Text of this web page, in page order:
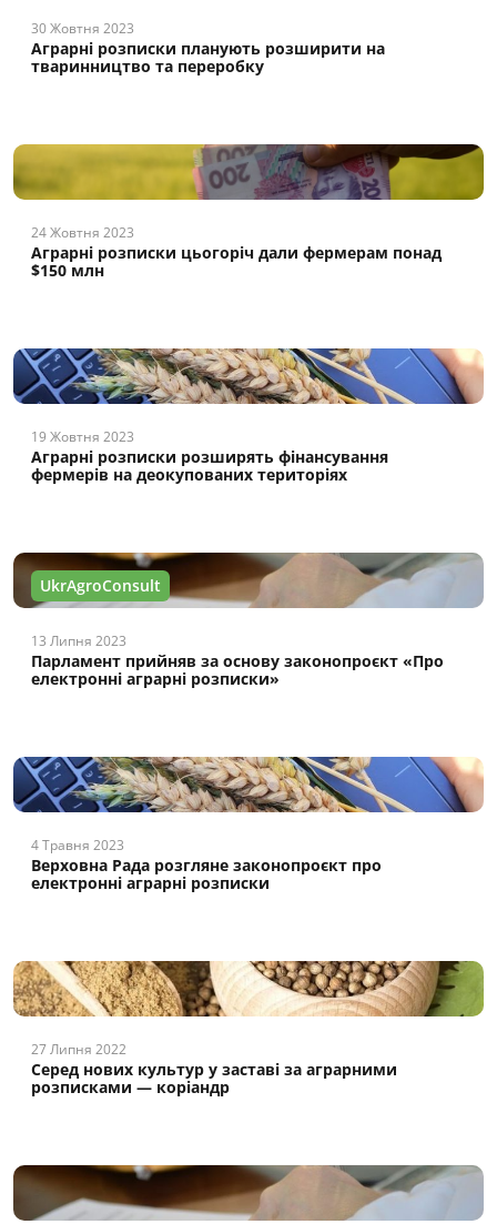
30 Жовтня 2023
Аграрні розписки планують розширити на
тваринництво та переробку
24 Жовтня 2023
Аграрні розписки цьогоріч дали фермерам понад
$150 млн
19 Жовтня 2023
Аграрні розписки розширять фінансування
фермерів на деокупованих територіях
UkrAgroConsult
13 Липня 2023
Парламент прийняв за основу законопроєкт «Про
електронні аграрні розписки»
4 Травня 2023
Верховна Рада розгляне законопроєкт про
електронні аграрні розписки
27 Липня 2022
Серед нових культур у заставі за аграрними
розписками — коріандр